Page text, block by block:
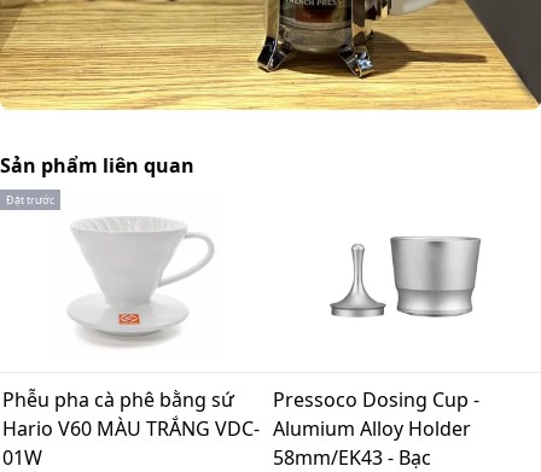
Sản phẩm liên quan
Đặt trước
Phễu pha cà phê bằng sứ
Hario V60 MÀU TRẮNG VDC-
01W
Pressoco Dosing Cup -
Alumium Alloy Holder
58mm/EK43 - Bạc